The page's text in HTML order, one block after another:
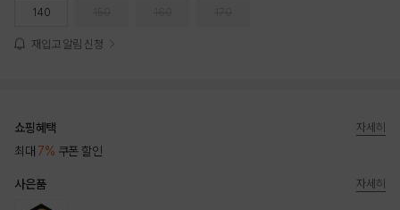
140
재입고 알림 신청
쇼핑혜택
최대 7% 쿠폰 할인
자세히
사은품 자세히